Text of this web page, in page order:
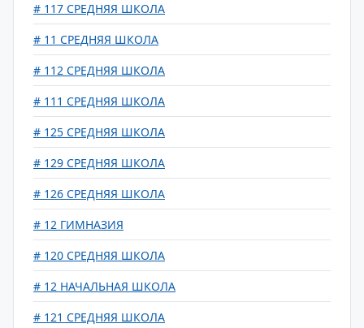
# 117 СРЕДНЯЯ ШКОЛА
# 11 СРЕДНЯЯ ШКОЛА
# 112 СРЕДНЯЯ ШКОЛА
# 111 СРЕДНЯЯ ШКОЛА
# 125 СРЕДНЯЯ ШКОЛА
# 129 СРЕДНЯЯ ШКОЛА
# 126 СРЕДНЯЯ ШКОЛА
# 12 ГИМНАЗИЯ
# 120 СРЕДНЯЯ ШКОЛА
# 12 НАЧАЛЬНАЯ ШКОЛА
# 121 СРЕДНЯЯ ШКОЛА